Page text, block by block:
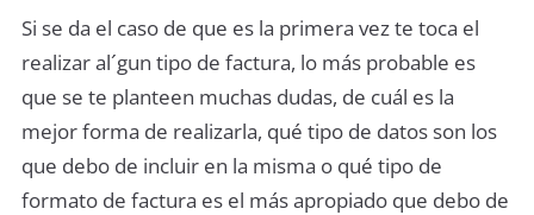
Si se da el caso de que es la primera vez te toca el
realizar al´gun tipo de factura, lo más probable es
que se te planteen muchas dudas, de cuál es la
mejor forma de realizarla, qué tipo de datos son los
que debo de incluir en la misma o qué tipo de
formato de factura es el más apropiado que debo de